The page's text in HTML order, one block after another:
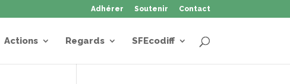
Adhérer Soutenir Contact
Actions Regards SFEcodiff